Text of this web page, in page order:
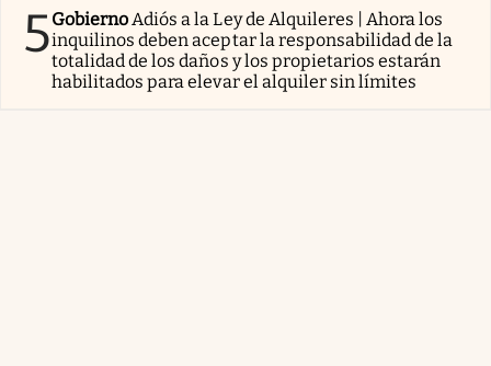
5GobiernoAdiós a la Ley de Alquileres | Ahora los
inquilinos deben aceptar la responsabilidad de la
totalidad de los daños y los propietarios estarán
habilitados para elevar el alquiler sin límites